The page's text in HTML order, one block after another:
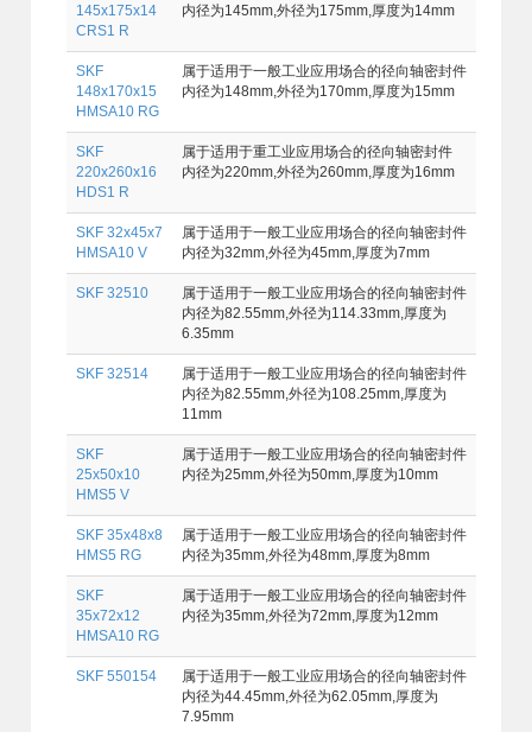
145x175x14
CRS1 R
内径为145mm,外径为175mm,厚度为14mm
SKF
148x170x15
HMSA10 RG
属于适用于一般工业应用场合的径向轴密封件
内径为148mm,外径为170mm,厚度为15mm
SKF
220x260x16
HDS1 R
属于适用于重工业应用场合的径向轴密封件
内径为220mm,外径为260mm,厚度为16mm
SKF 32x45x7
HMSA10 V
属于适用于一般工业应用场合的径向轴密封件
内径为32mm,外径为45mm,厚度为7mm
SKF 32510
属于适用于一般工业应用场合的径向轴密封件
内径为82.55mm,外径为114.33mm,厚度为
6.35mm
SKF 32514
属于适用于一般工业应用场合的径向轴密封件
内径为82.55mm,外径为108.25mm,厚度为
11mm
SKF
25x50x10
HMS5 V
属于适用于一般工业应用场合的径向轴密封件
内径为25mm,外径为50mm,厚度为10mm
SKF 35x48x8
HMS5 RG
属于适用于一般工业应用场合的径向轴密封件
内径为35mm,外径为48mm,厚度为8mm
SKF
35x72x12
HMSA10 RG
属于适用于一般工业应用场合的径向轴密封件
内径为35mm,外径为72mm,厚度为12mm
SKF 550154
属于适用于一般工业应用场合的径向轴密封件
内径为44.45mm,外径为62.05mm,厚度为
7.95mm